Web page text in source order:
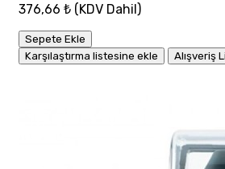
376,66 ₺ (KDV Dahil)
Sepete Ekle
Karşılaştırma listesine ekle
Alışveriş